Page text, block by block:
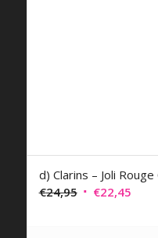
d) Clarins – Joli Rouge
€24,95 Original
€22,45Η